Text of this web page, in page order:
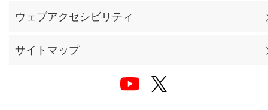
ウェブアクセシビリティ
サイトマップ